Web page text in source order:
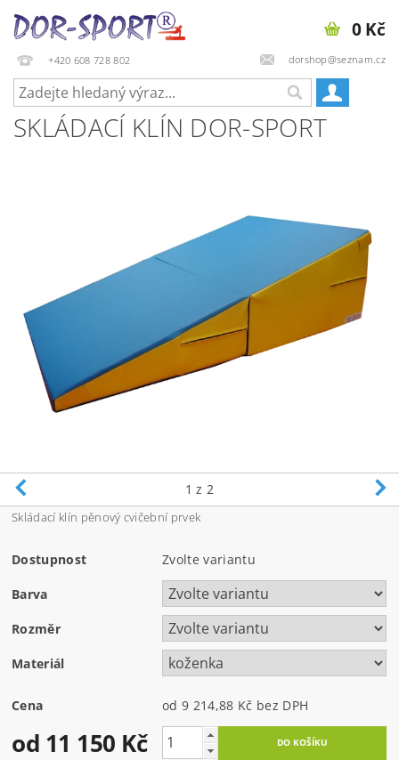
+420 608 728 802 dorshop@seznam.cz
0 Kč
SKLÁDACÍ KLÍN DOR-SPORT
1 z 2
Skládací klín pěnový cvičební prvek
Dostupnost Zvolte variantu
Barva
Rozměr
Materiál
Cena od 9 214,88 Kč bez DPH
od 11 150 Kč